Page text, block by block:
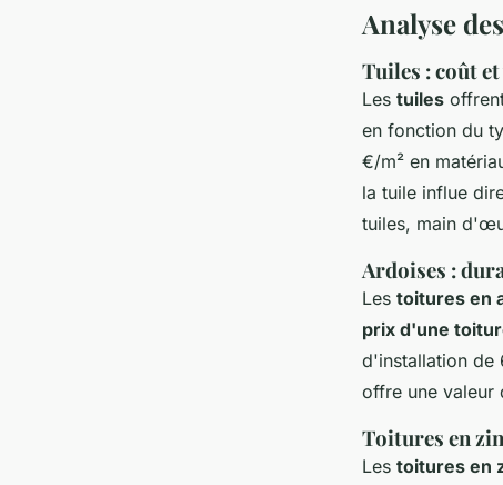
Analyse
Tuiles : coût
Les tuiles
en fonction du
€/m² en
la tuile influe
tuiles, main
Ardoises :
Les toitures en
prix d'une
d'installation de
offre une valeur
Toitures en
Les toitures en